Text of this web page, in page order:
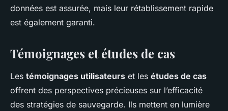
données est assurée, mais leur rétablissement rapide
est également garanti.
Témoignages et études de cas
Les témoignages utilisateurs et les études de cas
offrent des perspectives précieuses sur l’efficacité
des stratégies de sauvegarde. Ils mettent en lumière